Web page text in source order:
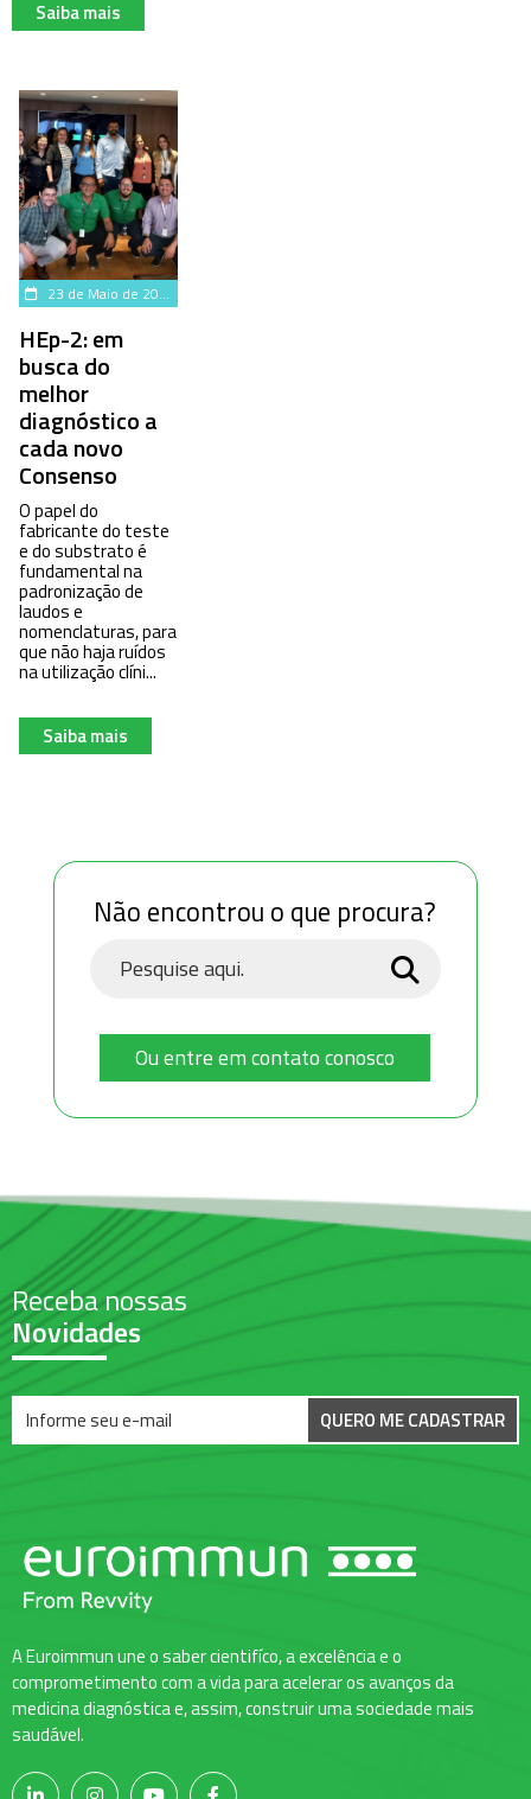
Saiba mais
23 de Maio de 2023
HEp-2: em
busca do
melhor
diagnóstico a
cada novo
Consenso
O papel do
fabricante do teste
e do substrato é
fundamental na
padronização de
laudos e
nomenclaturas, para
que não haja ruídos
na utilização clíni...
Saiba mais
Não encontrou o que procura?
Ou entre em contato conosco
Receba nossas
Novidades
QUERO ME CADASTRAR
A Euroimmun une o saber cientifíco, a excelência e o
comprometimento com a vida para acelerar os avanços da
medicina diagnóstica e, assim, construir uma sociedade mais
saudável.